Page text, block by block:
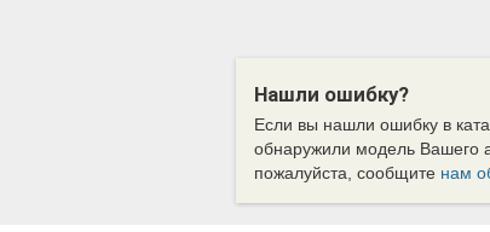
Нашли ошибку?
Если вы нашли ошибку в
обнаружили модель Вашего
пожалуйста, сообщите нам